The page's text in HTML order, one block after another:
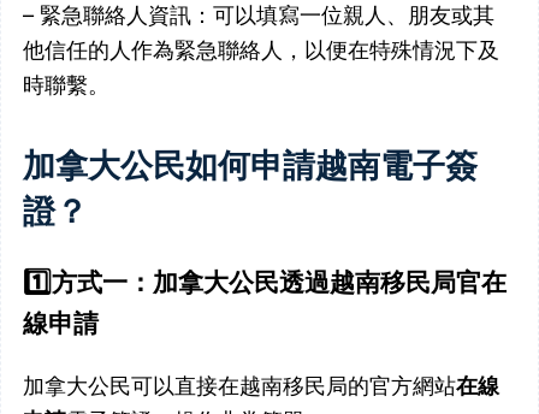
– 緊急聯絡人資訊：可以填寫一位親人、朋友或其
他信任的人作為緊急聯絡人，以便在特殊情況下及
時聯繫。
加拿大公民如何申請越南電子簽
證？
1️⃣方式一：加拿大公民透過越南移民局官在
線申請
加拿大公民可以直接在越南移民局的官方網站在線